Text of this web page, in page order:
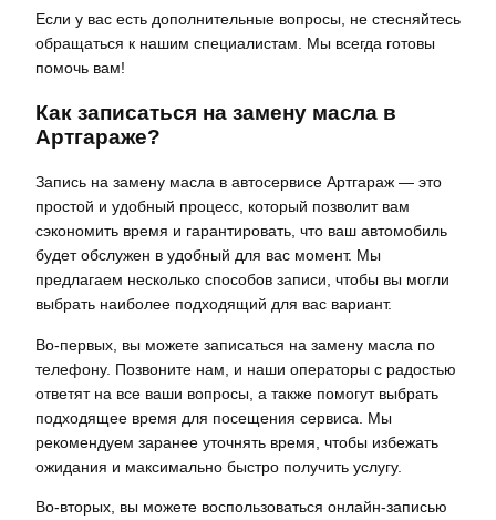
Если у вас есть дополнительные вопросы, не стесняйтесь
обращаться к нашим специалистам. Мы всегда готовы
помочь вам!
Как записаться на замену масла в
Артгараже?
Запись на замену масла в автосервисе Артгараж — это
простой и удобный процесс, который позволит вам
сэкономить время и гарантировать, что ваш автомобиль
будет обслужен в удобный для вас момент. Мы
предлагаем несколько способов записи, чтобы вы могли
выбрать наиболее подходящий для вас вариант.
Во-первых, вы можете записаться на замену масла по
телефону. Позвоните нам, и наши операторы с радостью
ответят на все ваши вопросы, а также помогут выбрать
подходящее время для посещения сервиса. Мы
рекомендуем заранее уточнять время, чтобы избежать
ожидания и максимально быстро получить услугу.
Во-вторых, вы можете воспользоваться онлайн-записью